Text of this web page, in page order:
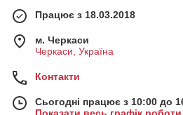
Працює з 18.03.2018
м. Черкаси
Черкаси, Україна
Контакти
Сьогодні працює з 10:00 до